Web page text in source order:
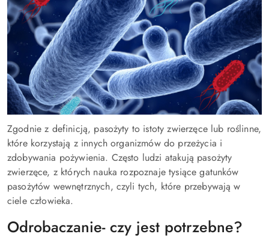
Zgodnie z definicją, pasożyty to istoty zwierzęce lub roślinne,
które korzystają z innych organizmów do przeżycia i
zdobywania pożywienia. Często ludzi atakują pasożyty
zwierzęce, z których nauka rozpoznaje tysiące gatunków
pasożytów wewnętrznych, czyli tych, które przebywają w
ciele człowieka.
Odrobaczanie- czy jest potrzebne?